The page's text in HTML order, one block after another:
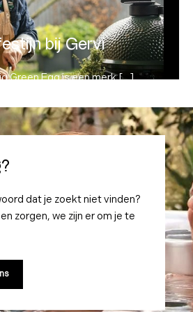
bij Gervi
Green Egg is een merk […]
dat je zoekt niet vinden?
zorgen, we zijn er om je te